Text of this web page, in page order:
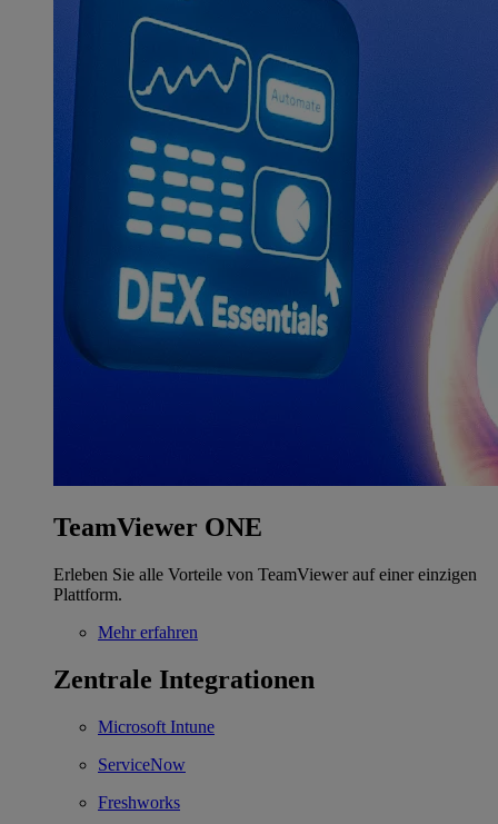
TeamViewer ONE
Erleben Sie alle Vorteile von TeamViewer auf einer einzigen
Plattform.
Mehr erfahren
Zentrale Integrationen
Microsoft Intune
ServiceNow
Freshworks